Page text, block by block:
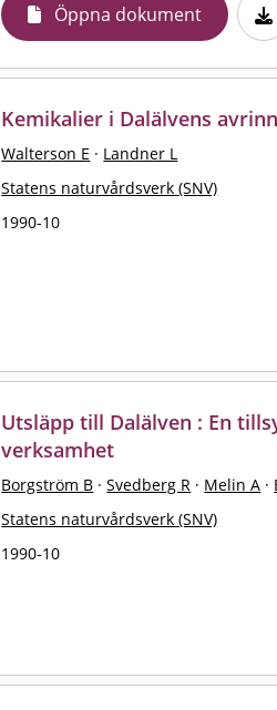
Öppna dokument
Kemikalier i Dalälvens
Walterson E · Landner L
Statens naturvårdsverk (SNV)
1990-10
Utsläpp till Dalälven : En
verksamhet
Borgström B · Svedberg R · Melin A ·
Statens naturvårdsverk (SNV)
1990-10